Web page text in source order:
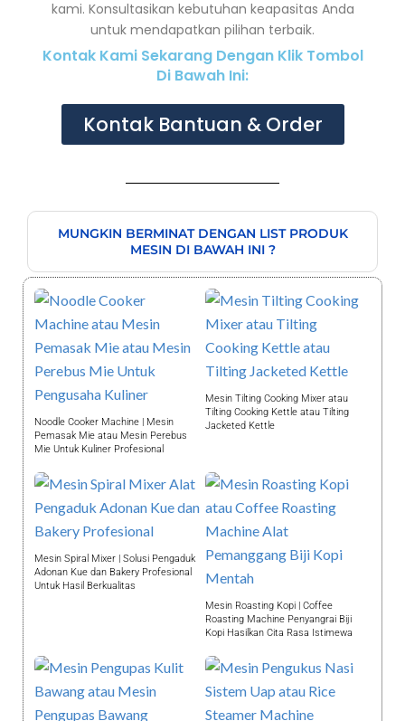
kami. Konsultasikan kebutuhan keapasitas Anda
untuk mendapatkan pilihan terbaik.
Kontak Kami Sekarang Dengan Klik Tombol
Di Bawah Ini:
Kontak Bantuan & Order
MUNGKIN BERMINAT DENGAN LIST PRODUK
MESIN DI BAWAH INI ?
Noodle Cooker Machine | Mesin
Pemasak Mie atau Mesin Perebus
Mie Untuk Kuliner Profesional
Mesin Tilting Cooking Mixer atau
Tilting Cooking Kettle atau Tilting
Jacketed Kettle
Mesin Spiral Mixer | Solusi Pengaduk
Adonan Kue dan Bakery Profesional
Untuk Hasil Berkualitas
Mesin Roasting Kopi | Coffee
Roasting Machine Penyangrai Biji
Kopi Hasilkan Cita Rasa Istimewa